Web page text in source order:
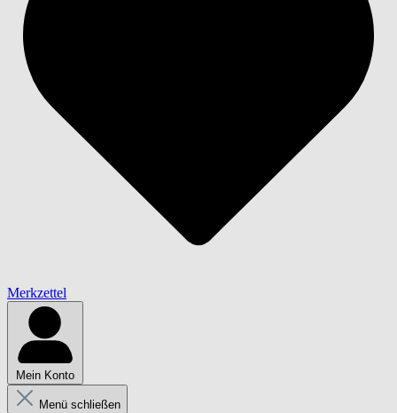
Merkzettel
Mein Konto
Menü schließen